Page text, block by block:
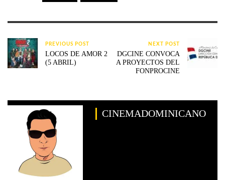
PREVIOUS POST
LOCOS DE AMOR 2
(5 ABRIL)
NEXT POST
DGCINE CONVOCA
A PROYECTOS DEL
FONPROCINE
CINEMADOMINICANO